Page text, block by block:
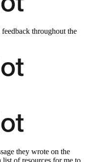
throughout the
they wrote on the